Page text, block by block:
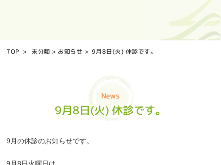
TOP > 未分類 > お知らせ > 9月8日(火) 休診です。
News
9月8日(火) 休診です。
9月の休診のお知らせです。